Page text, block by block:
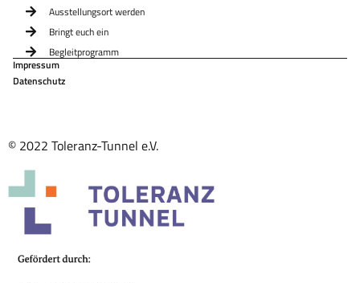
Ausstellungsort werden
Bringt euch ein
Begleitprogramm
Impressum
Datenschutz
© 2022 Toleranz-Tunnel e.V.